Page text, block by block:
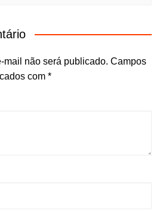
mail não será publicado. Campos
com *